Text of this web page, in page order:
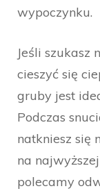
wypoczynku.
Jeśli szukasz
cieszyć się
gruby jest
Podczas
natkniesz się
na
polecamy